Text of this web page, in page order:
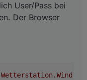
User/Pass bei
Der Browser